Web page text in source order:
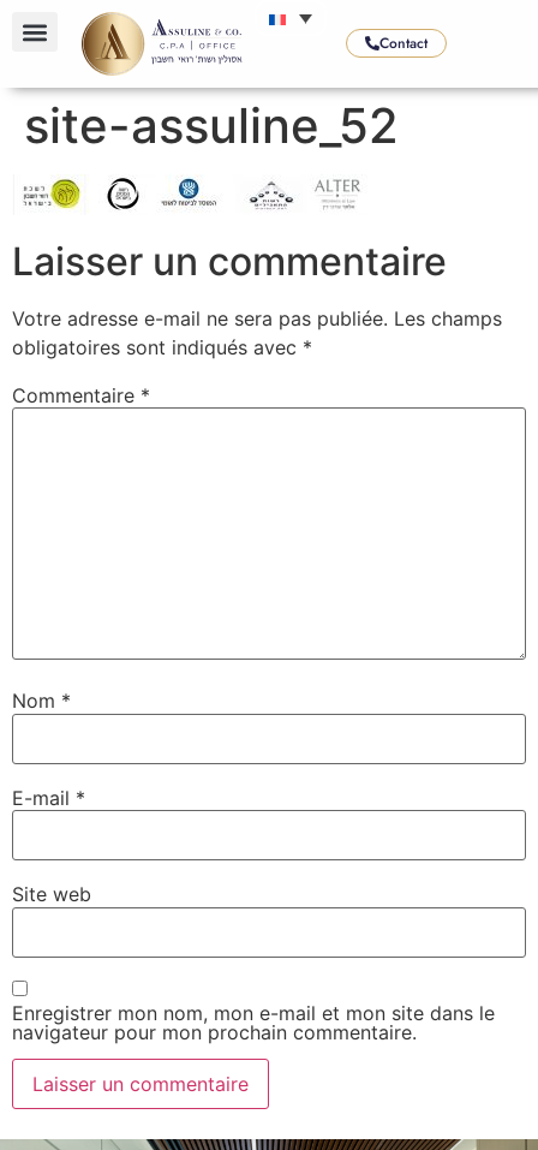
Contact
site-assuline_52
Laisser un commentaire
Votre adresse e-mail ne sera pas publiée. Les champs
obligatoires sont indiqués avec *
Commentaire *
Nom *
E-mail *
Site web
Enregistrer mon nom, mon e-mail et mon site dans le
navigateur pour mon prochain commentaire.